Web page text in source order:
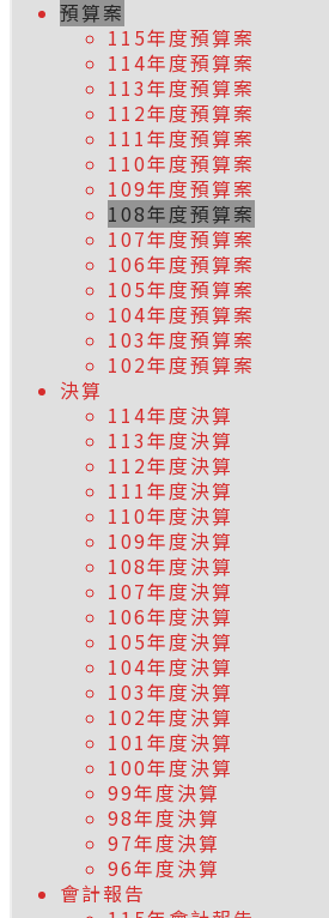
預算案
115年度預算案
114年度預算案
113年度預算案
112年度預算案
111年度預算案
110年度預算案
109年度預算案
108年度預算案
107年度預算案
106年度預算案
105年度預算案
104年度預算案
103年度預算案
102年度預算案
決算
114年度決算
113年度決算
112年度決算
111年度決算
110年度決算
109年度決算
108年度決算
107年度決算
106年度決算
105年度決算
104年度決算
103年度決算
102年度決算
101年度決算
100年度決算
99年度決算
98年度決算
97年度決算
96年度決算
會計報告